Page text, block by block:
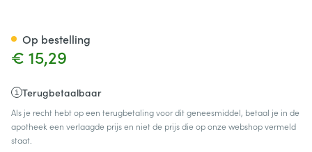
€ 15,29
Terugbetaalbaar
Als je recht hebt op een terugbetaling voor dit geneesmiddel, betaal je in de
apotheek een verlaagde prijs en niet de prijs die op onze webshop vermeld
staat.
Op bestelling